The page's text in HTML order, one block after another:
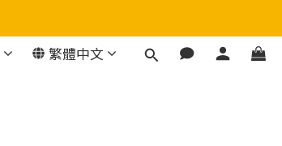
繁體中文